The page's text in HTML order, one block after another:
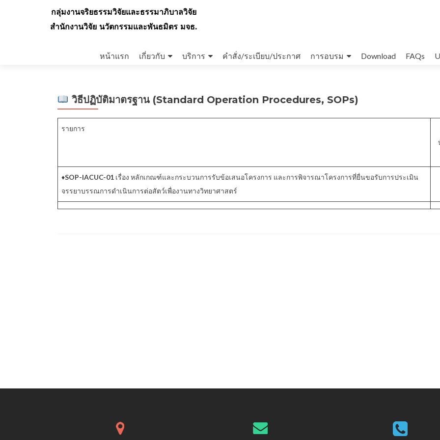
กลุ่มงานจริยธรรมวิจัยและธรรมาภิบาลวิจัย
สำนักงานวิจัย นวัตกรรมและพันธมิตร มจธ.
to
หน้าแรก เกี่ยวกับ บริการ คำสั่ง/ระเบียบ/ประกาศ การอบรม Download FAQs
วิธีปฏิบัติมาตรฐาน (Standard Operation Procedures, SOPs)
รายการ
♦️SOP-IACUC-01 เรื่อง หลักเกณฑ์และกระบวนการรับข้อเสนอโครงการ และการพิจารณาโครงการที่ยื่นขอรับการประเมิน
จรรยาบรรณการดำเนินการต่อสัตว์เพื่องานทางวิทยาศาสตร์